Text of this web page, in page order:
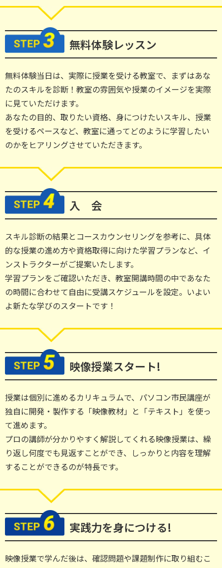
無料体験レッスン
無料体験当日は、実際に授業を受ける教室で、まずはあな
たのスキルを診断！教室の雰囲気や授業のイメージを実際
に見ていただけます。
あなたの目的、取りたい資格、身につけたいスキル、授業
を受けるペースなど、教室に通ってどのように学習したい
のかをヒアリングさせていただきます。
入 会
スキル診断の結果とコースカウンセリングを参考に、具体
的な授業の進め方や資格取得に向けた学習プランなど、イ
ンストラクターがご提案いたします。
学習プランをご確認いただき、教室開講時間の中であなた
の時間に合わせて自由に受講スケジュールを設定。いよい
よ新たな学びのスタートです！
映像授業スタート!
授業は個別に進めるカリキュラムで、パソコン市民講座が
独自に開発・製作する「映像教材」と「テキスト」を使っ
て進めます。
プロの講師が分かりやすく解説してくれる映像授業は、繰
り返し何度でも見返すことができ、しっかりと内容を理解
することができるのが特長です。
実践力を身につける!
映像授業で学んだ後は、確認問題や課題制作に取り組むこ